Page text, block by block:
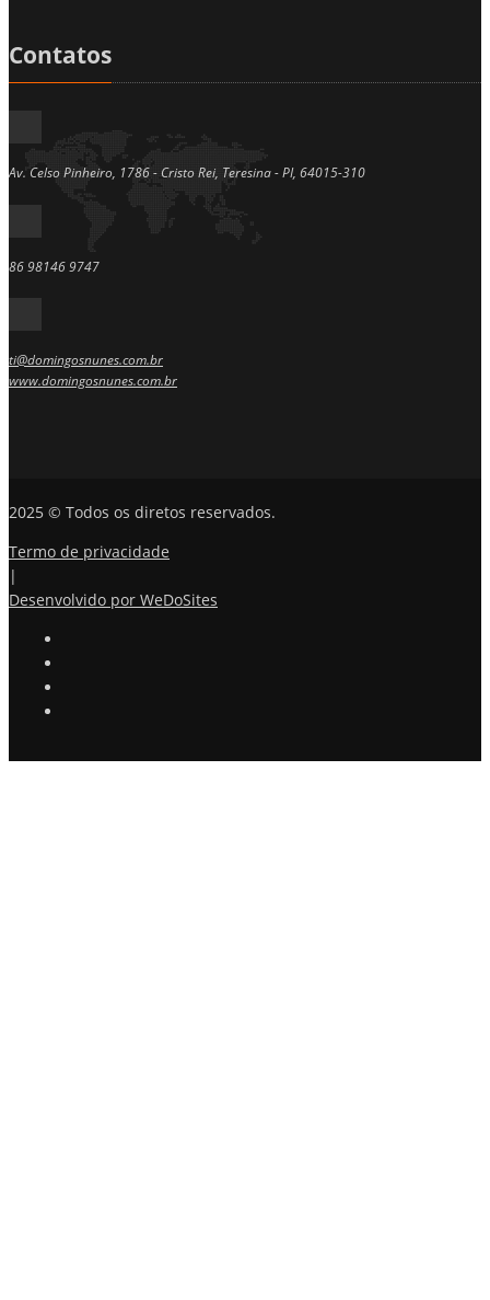
Contatos
Av. Celso Pinheiro, 1786 - Cristo Rei, Teresina - PI, 64015-310
86 98146 9747
ti@domingosnunes.com.br
www.domingosnunes.com.br
2025 © Todos os diretos reservados.
Termo de privacidade
|
Desenvolvido por WeDoSites